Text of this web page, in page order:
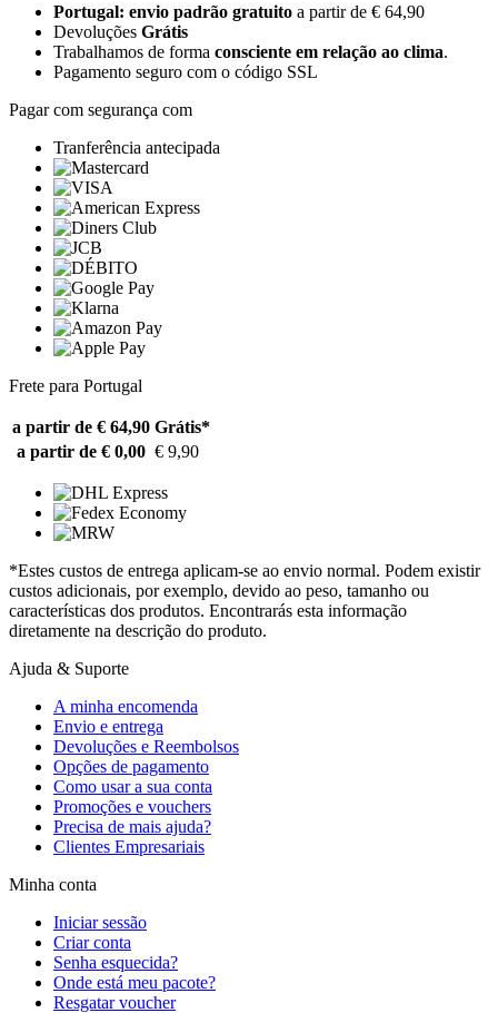
Portugal: envio padrão gratuito a partir de € 64,90
Devoluções Grátis
Trabalhamos de forma consciente em relação ao clima.
Pagamento seguro com o código SSL
Pagar com segurança com
Tranferência antecipada
Frete para Portugal
a partir de € 64,90 Grátis*
a partir de € 0,00 € 9,90
*Estes custos de entrega aplicam-se ao envio normal. Podem existir
custos adicionais, por exemplo, devido ao peso, tamanho ou
características dos produtos. Encontrarás esta informação
diretamente na descrição do produto.
Ajuda & Suporte
A minha encomenda
Envio e entrega
Devoluções e Reembolsos
Opções de pagamento
Como usar a sua conta
Promoções e vouchers
Precisa de mais ajuda?
Clientes Empresariais
Minha conta
Iniciar sessão
Criar conta
Senha esquecida?
Onde está meu pacote?
Resgatar voucher